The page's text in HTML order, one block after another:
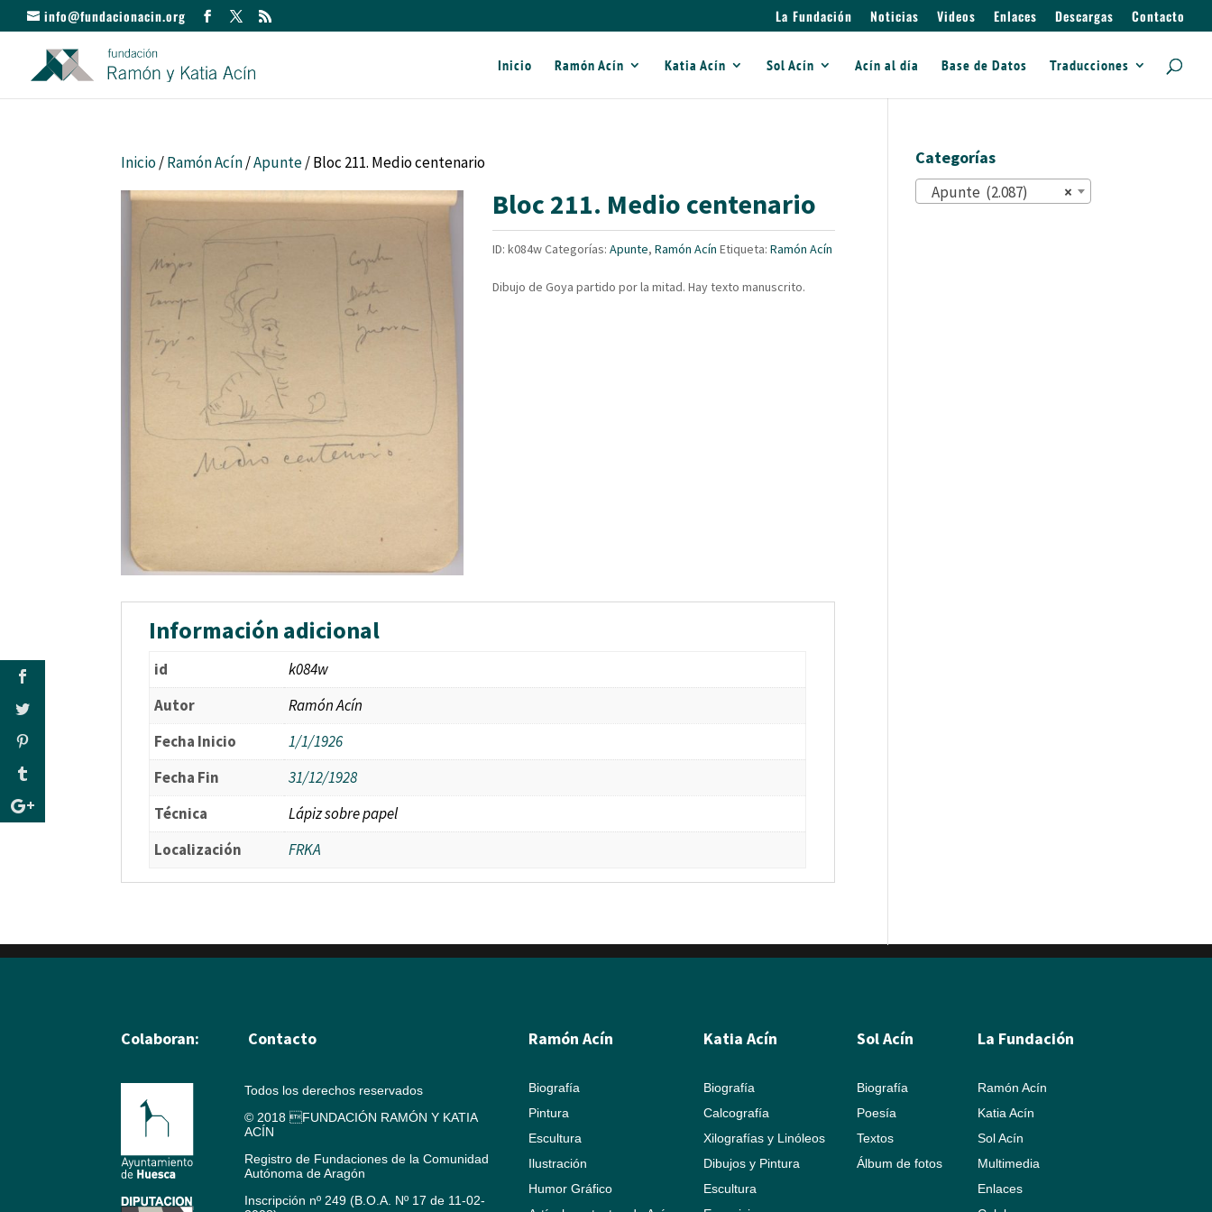
info@fundacionacin.org La Fundación Noticias Videos Enlaces Descargas Contacto
Inicio Ramón Acín Katia Acín Sol Acín Acín al día Base de Datos Traducciones
Inicio/Ramón Acín/Apunte/ Bloc 211. Medio centenario
Bloc 211. Medio centenario
ID:k084wCategorías:Apunte,Ramón Acín Etiqueta:Ramón Acín
Dibujo de Goya partido por la mitad. Hay texto manuscrito.
Información adicional
id
k084w
Autor
Ramón Acín
Fecha Inicio
1/1/1926
Fecha Fin
31/12/1928
Técnica
Lápiz sobre papel
Localización
FRKA
Categorías
×
Apunte (2.087)
Colaboran: Contacto
Todos los derechos reservados
© 2018 FUNDACIÓN RAMÓN Y KATIA
ACÍN
Registro de Fundaciones de la Comunidad
Autónoma de Aragón
Inscripción nº 249 (B.O.A. Nº 17 de 11-02-
Ramón Acín
Biografía
Pintura
Escultura
Ilustración
Humor Gráfico
Katia Acín
Biografía
Calcografía
Xilografías y Linóleos
Dibujos y Pintura
Escultura
Sol Acín
Biografía
Poesía
Textos
Álbum de fotos
La Fundación
Ramón Acín
Katia Acín
Sol Acín
Multimedia
Enlaces